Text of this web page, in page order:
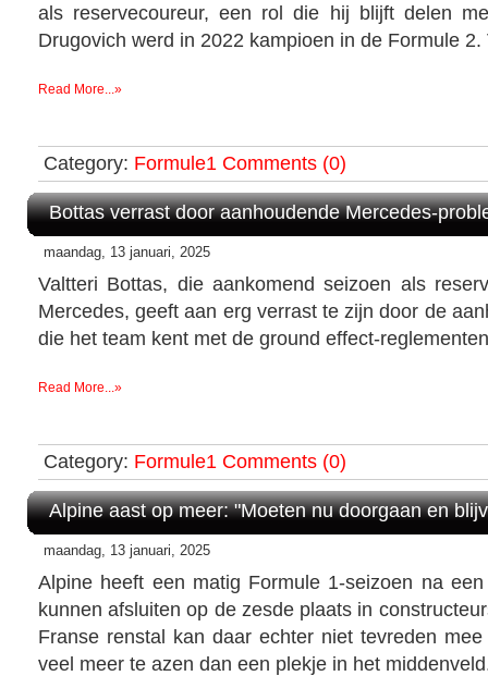
als reservecoureur, een rol die hij blijft delen
Drugovich werd in 2022 kampioen in de Formule 2.
Read More...»
Category: Formule1 Comments (0)
Bottas verrast door aanhoudende Mercedes-
maandag, 13 januari, 2025
Valtteri Bottas, die aankomend seizoen als
Mercedes, geeft aan erg verrast te zijn door de
die het team kent met de ground effect-
Read More...»
Category: Formule1 Comments (0)
Alpine aast op meer: "Moeten nu doorgaan en
maandag, 13 januari, 2025
Alpine heeft een matig Formule 1-seizoen na
kunnen afsluiten op de zesde plaats in
Franse renstal kan daar echter niet tevreden
veel meer te azen dan een plekje in het